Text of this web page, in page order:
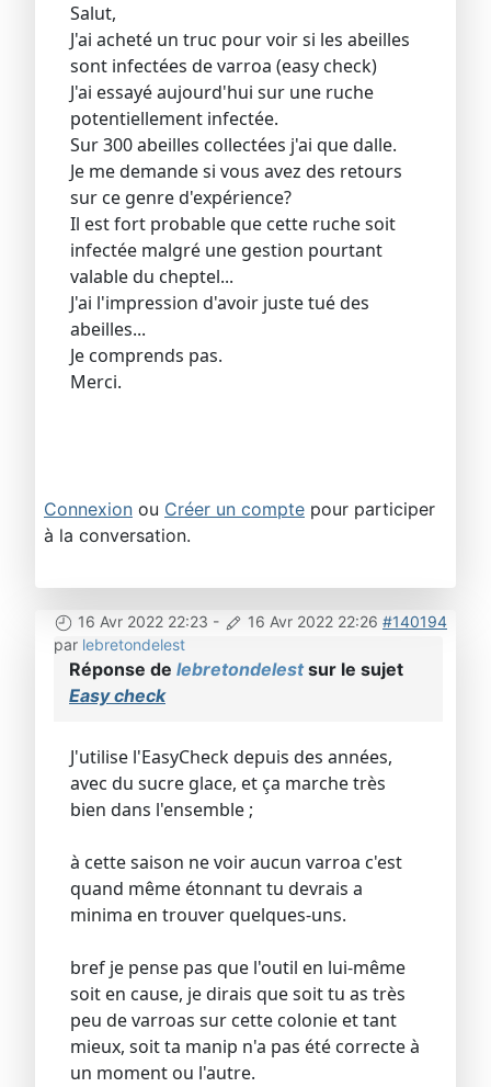
Salut,
J'ai acheté un truc pour voir si les abeilles
sont infectées de varroa (easy check)
J'ai essayé aujourd'hui sur une ruche
potentiellement infectée.
Sur 300 abeilles collectées j'ai que dalle.
Je me demande si vous avez des retours
sur ce genre d'expérience?
Il est fort probable que cette ruche soit
infectée malgré une gestion pourtant
valable du cheptel...
J'ai l'impression d'avoir juste tué des
abeilles...
Je comprends pas.
Merci.
Connexion ou Créer un compte pour participer
à la conversation.
16 Avr 2022 22:23 - 16 Avr 2022 22:26 #140194
par lebretondelest
Réponse de lebretondelestsur le sujet
Easy check
J'utilise l'EasyCheck depuis des années,
avec du sucre glace, et ça marche très
bien dans l'ensemble ;
à cette saison ne voir aucun varroa c'est
quand même étonnant tu devrais a
minima en trouver quelques-uns.
bref je pense pas que l'outil en lui-même
soit en cause, je dirais que soit tu as très
peu de varroas sur cette colonie et tant
mieux, soit ta manip n'a pas été correcte à
un moment ou l'autre.